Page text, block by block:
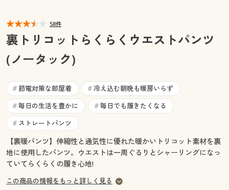
マイページ
閲覧履歴
お気に入り
サポート
ご利用ガイド
よくある質問とお問い合わせ
閲覧履歴
お気に入り
ご利用ガイド
よくある質問とお問い合わせ
58件
裏トリコットらくらくウエストパンツ
(ノータック)
# 節電対策な部屋着 # 冷え込む朝晩も暖房いらず
# 毎日の生活を豊かに # 毎日でも履きたくなる
# ストレートパンツ
【裏暖パンツ】伸縮性と通気性に優れた暖かいトリコット素材を裏
地に使用したパンツ。ウエストは一周ぐるりとシャーリングになっ
ていてらくらくの履き心地!
この商品の情報をもっと詳しく見る